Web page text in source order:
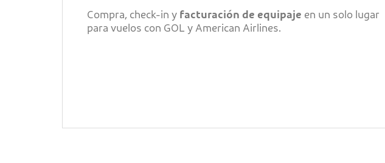
Compra, check-in y facturación de equipaje en un solo lugar
para vuelos con GOL y American Airlines.